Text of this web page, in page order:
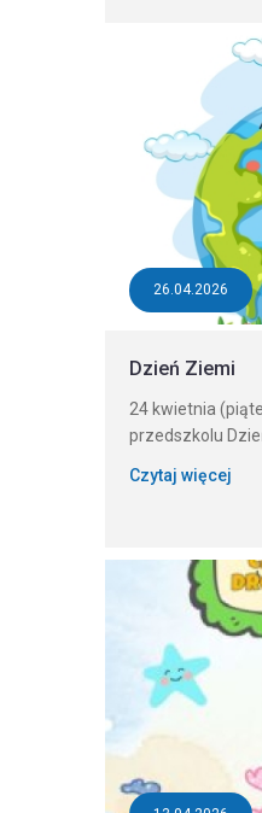
26.04.2026
Dzień Ziemi
24 kwietnia
przedszkolu
Czytaj więcej